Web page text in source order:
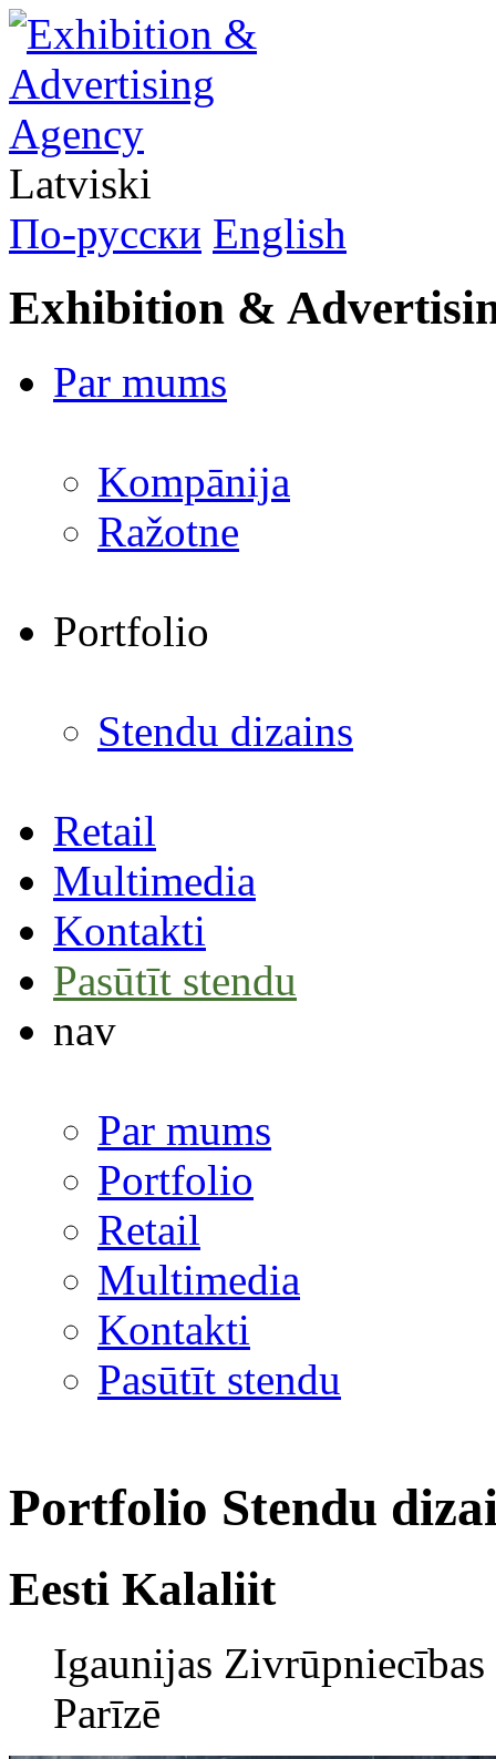
Latviski
По-русски English
Exhibition &
Par mums
Kompānija
Ražotne
Portfolio
Stendu dizains
Retail
Multimedia
Kontakti
Pasūtīt stendu
nav
Par mums
Portfolio
Retail
Multimedia
Kontakti
Pasūtīt stendu
Portfolio Stendu
Eesti Kalaliit
Igaunijas Zivrūpniecības
Parīzē